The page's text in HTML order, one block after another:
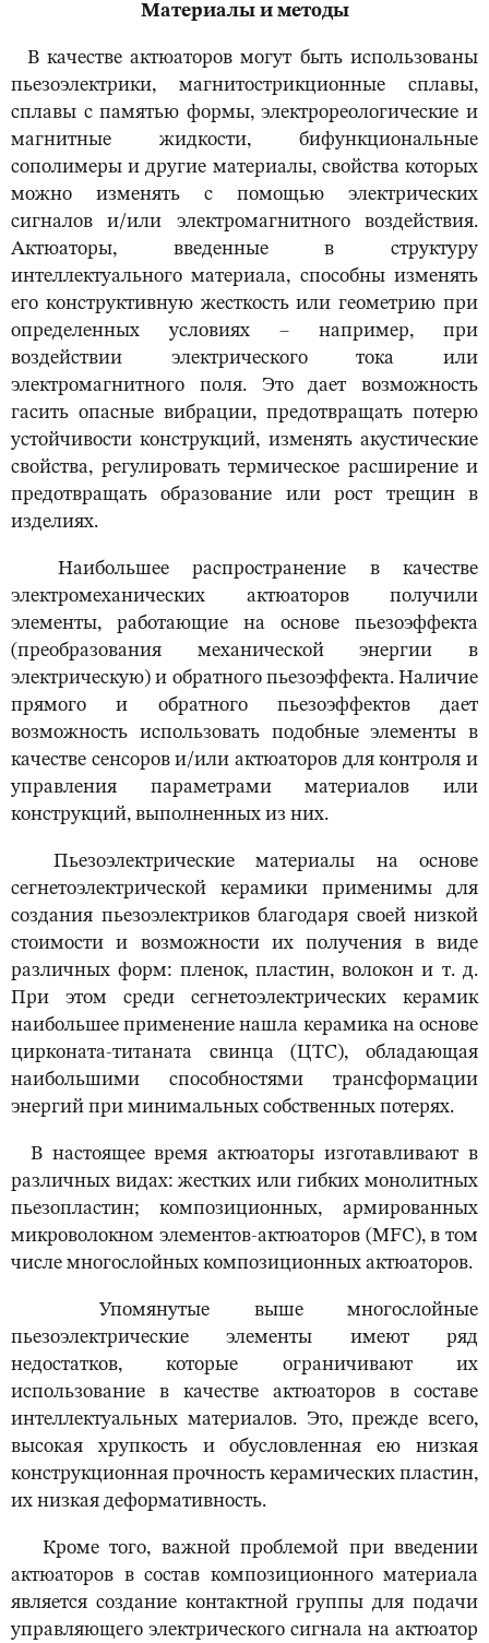
Материалы и методы
В качестве актюаторов могут быть использованы
пьезоэлектрики, магнитострикционные сплавы,
сплавы с памятью формы, электрореологические и
магнитные жидкости, бифункциональные
сополимеры и другие материалы, свойства которых
можно изменять с помощью электрических
сигналов и/или электромагнитного воздействия.
Актюаторы, введенные в структуру
интеллектуального материала, способны изменять
его конструктивную жесткость или геометрию при
определенных условиях – например, при
воздействии электрического тока или
электромагнитного поля. Это дает возможность
гасить опасные вибрации, предотвращать потерю
устойчивости конструкций, изменять акустические
свойства, регулировать термическое расширение и
предотвращать образование или рост трещин в
изделиях.
Наибольшее распространение в качестве
электромеханических актюаторов получили
элементы, работающие на основе пьезоэффекта
(преобразования механической энергии в
электрическую) и обратного пьезоэффекта. Наличие
прямого и обратного пьезоэффектов дает
возможность использовать подобные элементы в
качестве сенсоров и/или актюаторов для контроля и
управления параметрами материалов или
конструкций, выполненных из них.
Пьезоэлектрические материалы на основе
сегнетоэлектрической керамики применимы для
создания пьезоэлектриков благодаря своей низкой
стоимости и возможности их получения в виде
различных форм: пленок, пластин, волокон и т. д.
При этом среди сегнетоэлектрических керамик
наибольшее применение нашла керамика на основе
цирконата-титаната свинца (ЦТС), обладающая
наибольшими способностями трансформации
энергий при минимальных собственных потерях.
В настоящее время актюаторы изготавливают в
различных видах: жестких или гибких монолитных
пьезопластин; композиционных, армированных
микроволокном элементов-актюаторов (MFC), в том
числе многослойных композиционных актюаторов.
Упомянутые выше многослойные
пьезоэлектрические элементы имеют ряд
недостатков, которые ограничивают их
использование в качестве актюаторов в составе
интеллектуальных материалов. Это, прежде всего,
высокая хрупкость и обусловленная ею низкая
конструкционная прочность керамических пластин,
их низкая деформативность.
Кроме того, важной проблемой при введении
актюаторов в состав композиционного материала
является создание контактной группы для подачи
управляющего электрического сигнала на актюатор